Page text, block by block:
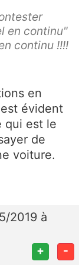
en continu"
continu !!!!
en
évident
qui est le
de
voiture.
2019 à
+ -